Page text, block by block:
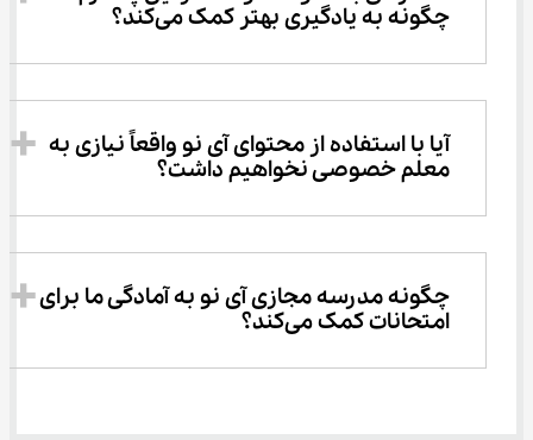
چگونه به یادگیری بهتر کمک می‌کند؟
آیا با استفاده از محتوای آی نو واقعاً نیازی به
معلم خصوصی نخواهیم داشت؟
چگونه مدرسه مجازی آی نو به آمادگی ما برای
امتحانات کمک می‌کند؟